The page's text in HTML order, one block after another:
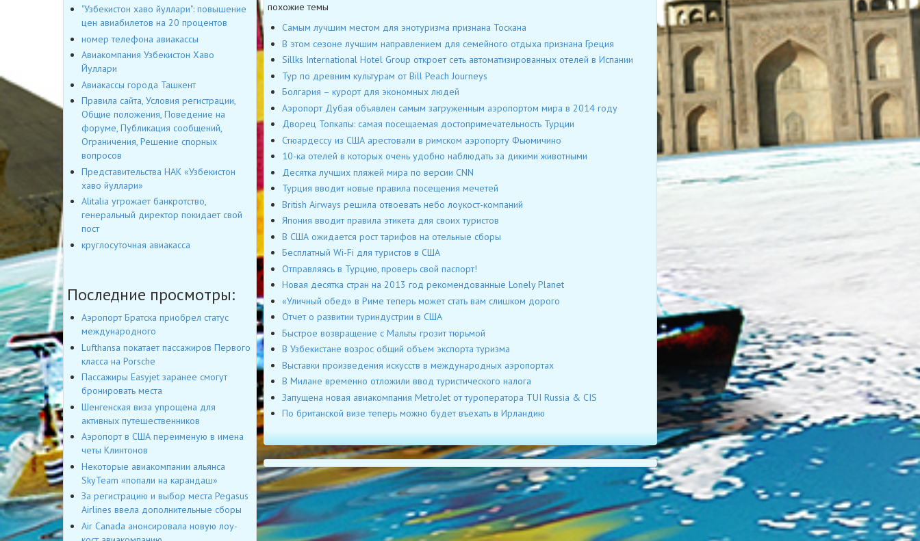
похожие темы
Самым лучшим местом для энотуризма признана Тоскана
В этом сезоне лучшим направлением для семейного отдыха признана Греция
Sillks International Hotel Group откроет сеть автоматизированных отелей в Испании
Тур по древним культурам от Bill Peach Journeys
Болгария – курорт для экономных людей
Аэропорт Дубая объявлен самым загруженным аэропортом мира в 2014 году
Дворец Топкапы: самая посещаемая достопримечательность Турции
Стюардессу из США арестовали в римском аэропорту Фьюмичино
10-ка отелей в которых очень удобно наблюдать за дикими животными
Десятка лучших пляжей мира по версии CNN
Турция вводит новые правила посещения мечетей
British Airways решила отвоевать небо лоукост-компаний
Япония вводит правила этикета для своих туристов
В США ожидается рост тарифов на отельные сборы
Бесплатный Wi-Fi для туристов в США
Отправляясь в Турцию, проверь свой паспорт!
Новая десятка стран на 2013 год рекомендованные Lonely Planet
«Уличный обед» в Риме теперь может стать вам слишком дорого
Отчет о развитии туриндустрии в США
Быстрое возвращение с Мальты грозит тюрьмой
В Узбекистане возрос общий объем экспорта туризма
Выставки произведения искусств в международных аэропортах
В Милане временно отложили ввод туристического налога
Запущена новая авиакомпания MetroJet от туроператора TUI Russia & CIS
По британской визе теперь можно будет въехать в Ирландию
"Узбекистон хаво йуллари": повышение
цен авиабилетов на 20 процентов
номер телефона авиакассы
Авиакомпания Узбекистон Хаво
Йуллари
Авиакассы города Ташкент
Правила сайта, Условия регистрации,
Общие положения, Поведение на
форуме, Публикация сообщений,
Ограничения, Решение спорных
вопросов
Представительства НАК «Узбекистон
хаво йуллари»
Alitalia угрожает банкротство,
генеральный директор покидает свой
пост
круглосуточная авиакасса
Последние просмотры:
Аэропорт Братска приобрел статус
международного
Lufthansa покатает пассажиров Первого
класса на Porsche
Пассажиры Easyjet заранее смогут
бронировать места
Шенгенская виза упрощена для
активных путешественников
Аэропорт в США переименую в имена
четы Клинтонов
Некоторые авиакомпании альянса
SkyTeam «попали на карандаш»
За регистрацию и выбор места Pegasus
Airlines ввела дополнительные сборы
Air Canada анонсировала новую лоу-